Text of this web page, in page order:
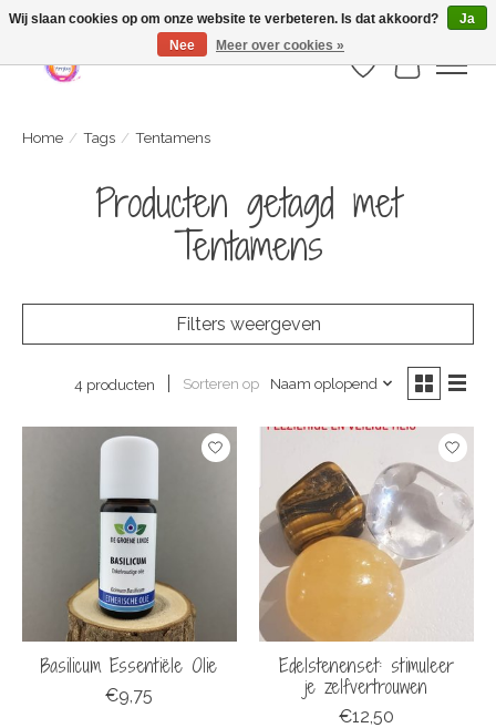
Webshop is geopend maar nog onder constructie | let op: Verzenden vanaf 29
juli
Verlanglijst
Home / Tags / Tentamens
Producten getagd met
Tentamens
Filters weergeven
4 producten Sorteren op Naam oplopend
Basilicum Essentiële Olie
€9,75
Edelstenenset: stimuleer
je zelfvertrouwen
€12,50
Wij slaan cookies op om onze website te verbeteren. Is dat akkoord?
Ja
Nee
Meer over cookies »